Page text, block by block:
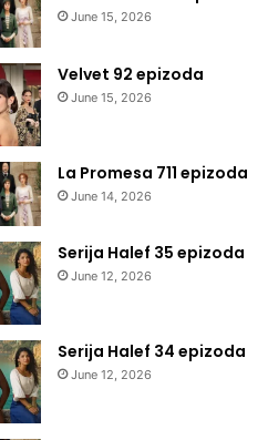
June 15, 2026
Velvet 92 epizoda
June 15, 2026
La Promesa 711 epizoda
June 14, 2026
Serija Halef 35 epizoda
June 12, 2026
Serija Halef 34 epizoda
June 12, 2026